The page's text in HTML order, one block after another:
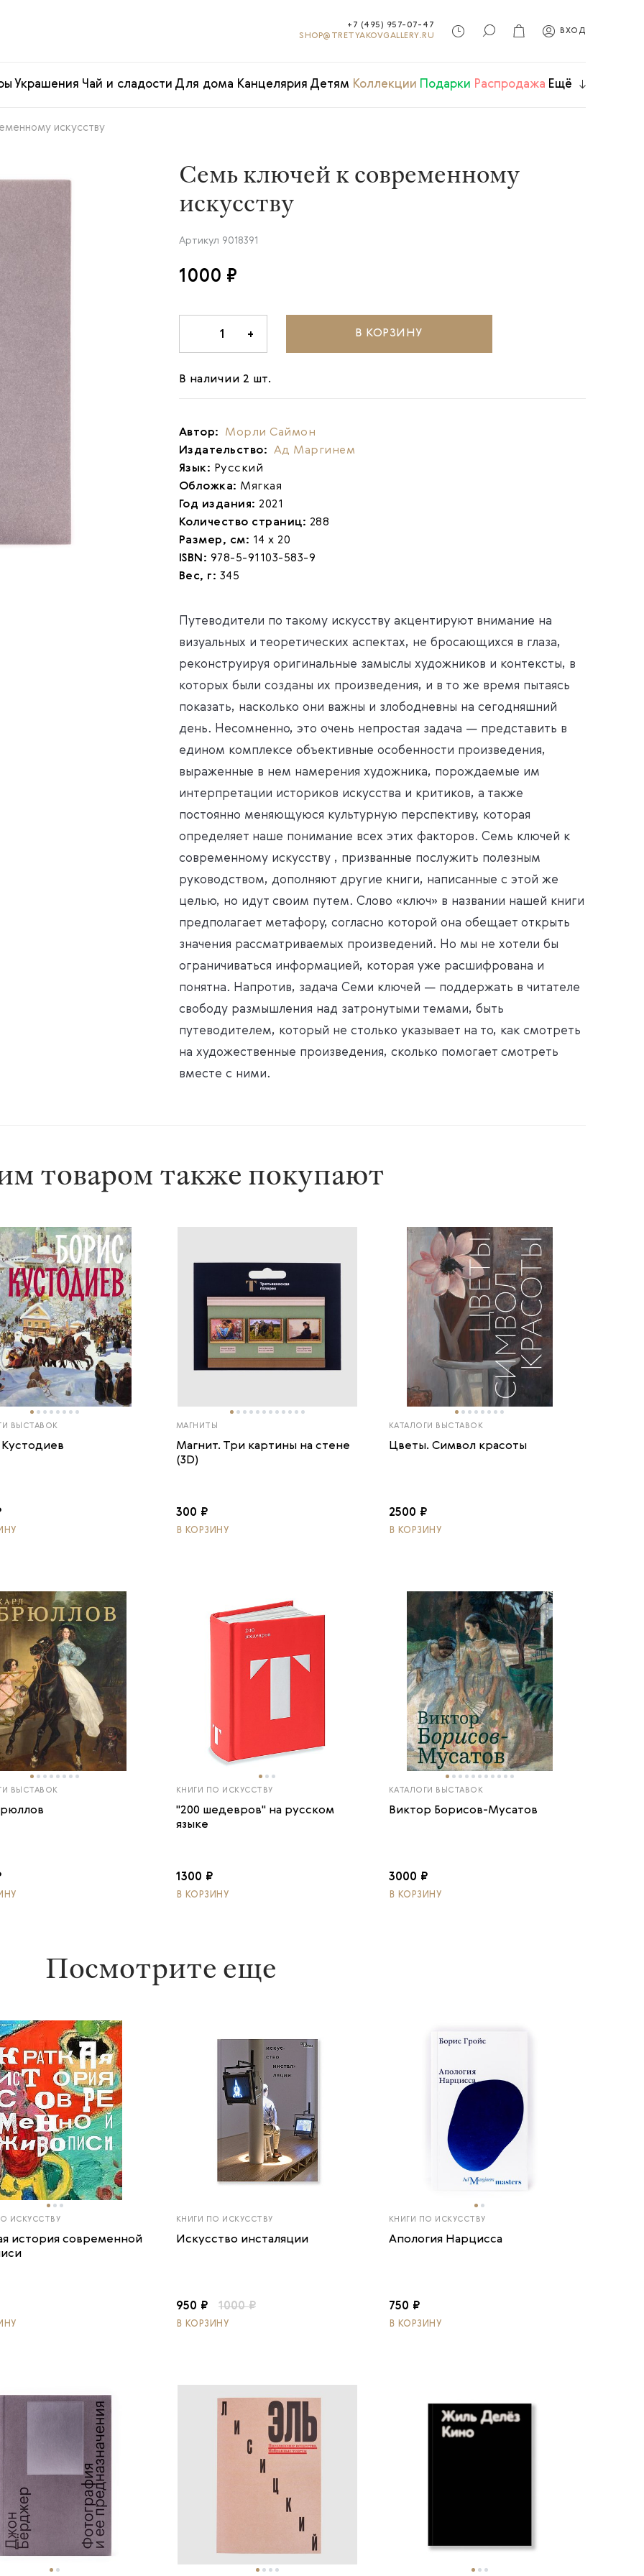
+7 (495) 957-07-47
SHOP@TRETYAKOVGALLERY.RU
ВХОД
Украшения Чай и сладости Для дома Канцелярия Детям Коллекции Подарки Распродажа Ещё
искусству
Семь ключей к современному
искусству
Артикул 9018391
1000 ₽
1 + В КОРЗИНУ
В наличии 2 шт.
Автор: Морли Саймон
Издательство: Ад Маргинем
Язык: Русский
Обложка: Мягкая
Год издания: 2021
Количество страниц: 288
Размер, см: 14 х 20
ISBN: 978-5-91103-583-9
Вес, г: 345
Путеводители по такому искусству акцентируют внимание на
визуальных и теоретических аспектах, не бросающихся в глаза,
реконструируя оригинальные замыслы художников и контексты, в
которых были созданы их произведения, и в то же время пытаясь
показать, насколько они важны и злободневны на сегодняшний
день. Несомненно, это очень непростая задача — представить в
едином комплексе объективные особенности произведения,
выраженные в нем намерения художника, порождаемые им
интерпретации историков искусства и критиков, а также
постоянно меняющуюся культурную перспективу, которая
определяет наше понимание всех этих факторов. Семь ключей к
современному искусству , призванные послужить полезным
руководством, дополняют другие книги, написанные с этой же
целью, но идут своим путем. Слово «ключ» в названии нашей книги
предполагает метафору, согласно которой она обещает открыть
значения рассматриваемых произведений. Но мы не хотели бы
ограничиваться информацией, которая уже расшифрована и
понятна. Напротив, задача Семи ключей — поддержать в читателе
свободу размышления над затронутыми темами, быть
путеводителем, который не столько указывает на то, как смотреть
на художественные произведения, сколько помогает смотреть
вместе с ними.
товаром также покупают
ВЫСТАВОК МАГНИТЫ
Магнит. Три картины на стене
(3D)
300 ₽
В КОРЗИНУ
КАТАЛОГИ ВЫСТАВОК
Цветы. Символ красоты
2500 ₽
В КОРЗИНУ
ВЫСТАВОК КНИГИ ПО ИСКУССТВУ
"200 шедевров" на русском
языке
1300 ₽
В КОРЗИНУ
КАТАЛОГИ ВЫСТАВОК
Виктор Борисов-Мусатов
3000 ₽
В КОРЗИНУ
Посмотрите еще
ИСКУССТВУ
история современной
КНИГИ ПО ИСКУССТВУ
Искусство инсталяции
950 ₽ 1000 ₽
В КОРЗИНУ
КНИГИ ПО ИСКУССТВУ
Апология Нарцисса
750 ₽
В КОРЗИНУ